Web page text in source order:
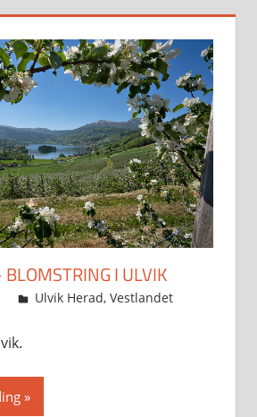
I ULVIK
Svein
Ulvik Herad, Vestlandet